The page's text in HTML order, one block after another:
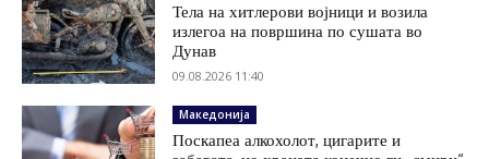
Тела на хитлерови војници и возила
излегоа на површина по сушата во
Дунав
09.08.2026 11:40
Македонија
Поскапеа алкохолот, цигарите и